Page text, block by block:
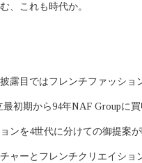
、これも時代か。
露目ではフレンチファッショ
初期から94年NAF Groupに
ンを4世代に分けての御提案
ャーとフレンチクリエイショ